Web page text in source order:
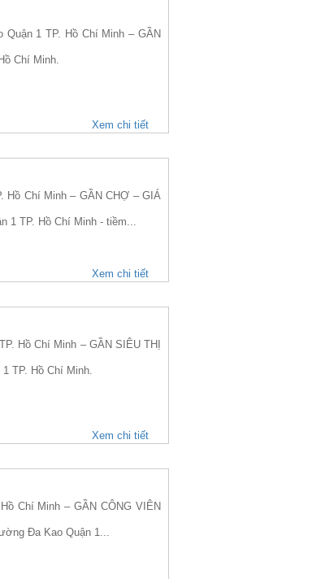
1 TP. Hồ Chí Minh – GẦN
Chí Minh.
Xem chi tiết
Hồ Chí Minh – GẦN CHỢ – GIÁ
1 TP. Hồ Chí Minh - tiềm...
Xem chi tiết
Hồ Chí Minh – GẦN SIÊU THỊ
TP. Hồ Chí Minh.
Xem chi tiết
Chí Minh – GẦN CÔNG VIÊN
Đa Kao Quận 1...